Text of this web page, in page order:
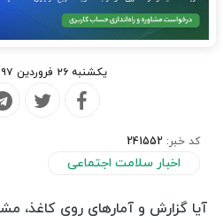
یکشنبه ۲۶ فروردین ۱۳۹۷ - ۱۱:۰۵
کد خبر: 241552
اخبار سلامت اجتماعی
آیا گزارش و آمارهای روی كاغذ،